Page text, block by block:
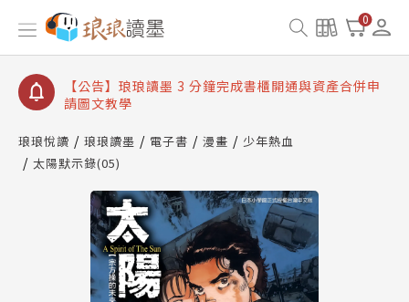
0
【公告】琅琅讀墨數位閱讀資產合併與書櫃開通申請
【公告】琅琅讀墨書櫃開通常見問題
【公告】琅琅讀墨 3 分鐘完成書櫃開通與資產合併申
請圖文教學
查詢
【公告】琅琅讀墨數位閱讀資產合併與書櫃開通申請
琅琅悅讀 琅琅讀墨 電子書 漫畫
少年熱血
太陽默示錄(05)